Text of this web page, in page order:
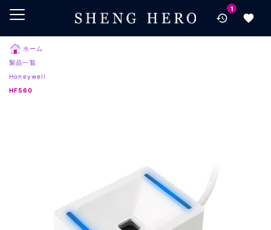
メインコンテンツにスキップ
検索にスキップ
フッターにスキップ
1
ホーム
製品一覧
Honeywell
HF560